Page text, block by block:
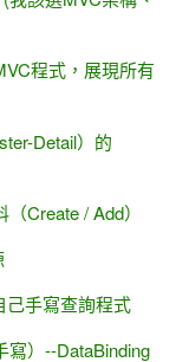
後端(Back-end)
找什麼工作？做
聽 2.5小時 線上